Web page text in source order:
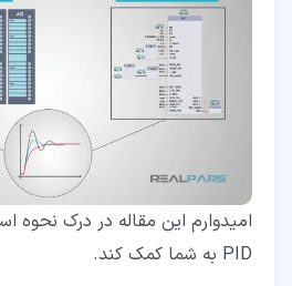
امیدوارم این مقاله در درک نحوه
PID به شما کمک کند.